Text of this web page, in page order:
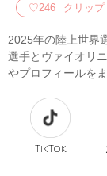
♡246 クリップ
2025年の陸上世界
選手とヴァイオリ
やプロフィールを
TikTok